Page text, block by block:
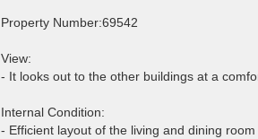
Property Number:69542
View:
- It looks out to the other buildings at a
Internal Condition:
- Efficient layout of the living and dining